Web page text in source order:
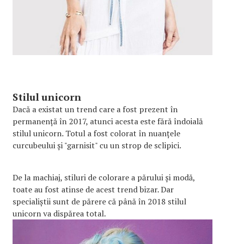
Stilul unicorn
Dacă a existat un trend care a fost prezent în
permanență în 2017, atunci acesta este fără îndoială
stilul unicorn. Totul a fost colorat în nuanțele
curcubeului și "garnisit" cu un strop de sclipici.
De la machiaj, stiluri de colorare a părului și modă,
toate au fost atinse de acest trend bizar. Dar
specialiștii sunt de părere că până în 2018 stilul
unicorn va dispărea total.